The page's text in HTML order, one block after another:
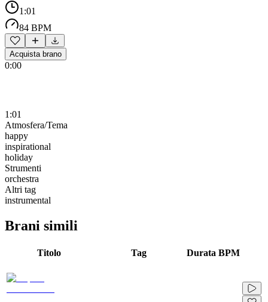
1:01
84 BPM
Acquista brano
0:00
1:01
Atmosfera/Tema
happy
inspirational
holiday
Strumenti
orchestra
Altri tag
instrumental
Brani simili
Titolo Tag Durata BPM